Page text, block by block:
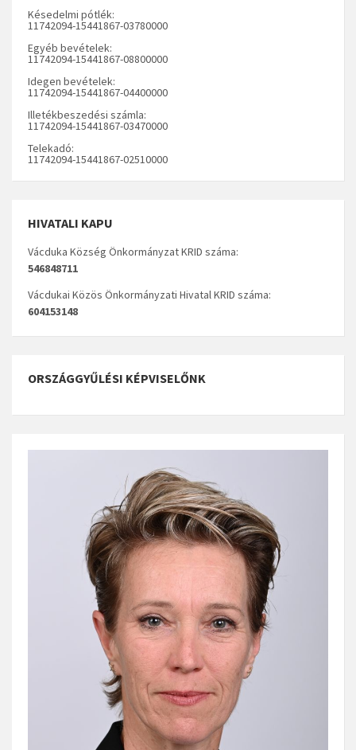
Késedelmi pótlék:
11742094-15441867-03780000
Egyéb bevételek:
11742094-15441867-08800000
Idegen bevételek:
11742094-15441867-04400000
Illetékbeszedési számla:
11742094-15441867-03470000
Telekadó:
11742094-15441867-02510000
HIVATALI KAPU
Vácduka Község Önkormányzat KRID száma:
546848711
Vácdukai Közös Önkormányzati Hivatal KRID száma:
604153148
ORSZÁGGYŰLÉSI KÉPVISELŐNK